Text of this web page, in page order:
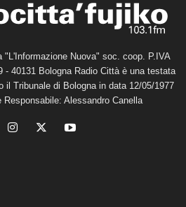
"L'Informazione Nuova" soc. coop. P.IVA
- 40131 Bologna Radio Città è una testata
il Tribunale di Bologna in data 12/05/1977
Responsabile: Alessandro Canella